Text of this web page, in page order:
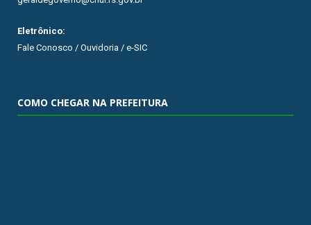
Eletrônico:
Fale Conosco / Ouvidoria / e-SIC
COMO CHEGAR NA PREFEITURA